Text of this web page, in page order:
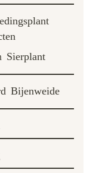
Sierplant
Bijenweide